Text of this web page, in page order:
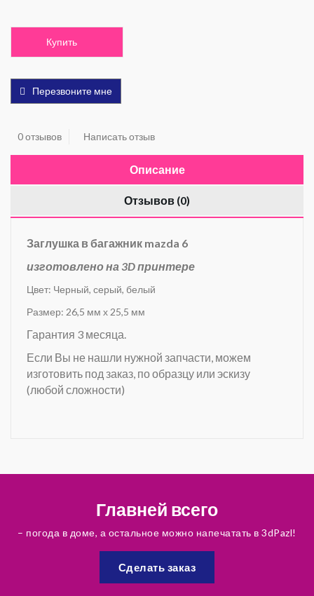
Купить
Перезвоните мне
0 отзывов Написать отзыв
Описание
Отзывов (0)
Заглушка в багажник mazda 6
изготовлено на 3D принтере
Цвет: Черный, серый, белый
Размер: 26,5 мм х 25,5 мм
Гарантия 3 месяца.
Если Вы не нашли нужной запчасти, можем
изготовить под заказ, по образцу или эскизу
(любой сложности)
Главней всего
– погода в доме, а остальное можно напечатать в 3dPazl!
Сделать заказ